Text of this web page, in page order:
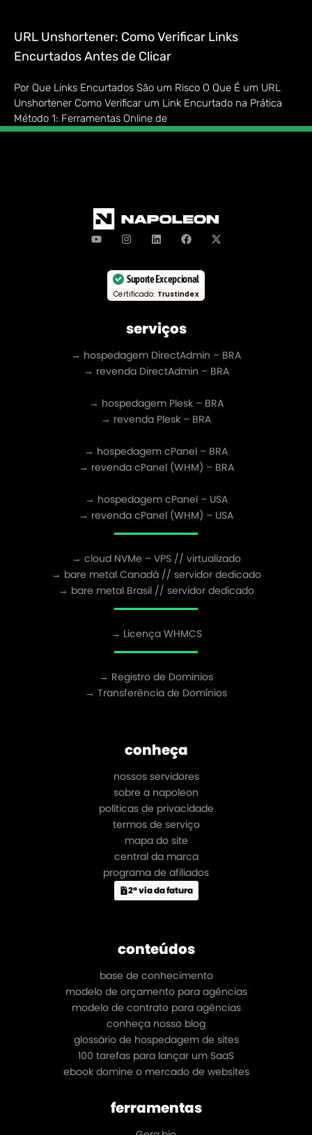
URL Unshortener: Como Verificar Links
Encurtados Antes de Clicar
Por Que Links Encurtados São um Risco O Que É um URL
Unshortener Como Verificar um Link Encurtado na Prática
Método 1: Ferramentas Online de
Suporte Excepcional
Certificado: Trustindex
serviços
→ hospedagem DirectAdmin – BRA
→ revenda DirectAdmin – BRA
→ hospedagem Plesk – BRA
→ revenda Plesk – BRA
→ hospedagem cPanel – BRA
→ revenda cPanel (WHM) – BRA
→ hospedagem cPanel – USA
→ revenda cPanel (WHM) – USA
→ cloud NVMe – VPS // virtualizado
→ bare metal Canadá // servidor dedicado
→ bare metal Brasil // servidor dedicado
→ Licença WHMCS
→ Registro de Domínios
→ Transferência de Domínios
conheça
nossos servidores
sobre a napoleon
políticas de privacidade
termos de serviço
mapa do site
central da marca
programa de afiliados
2ª via da fatura
conteúdos
base de conhecimento
modelo de orçamento para agências
modelo de contrato para agências
conheça nosso blog
glossário de hospedagem de sites
100 tarefas para lançar um SaaS
ebook domine o mercado de websites
ferramentas